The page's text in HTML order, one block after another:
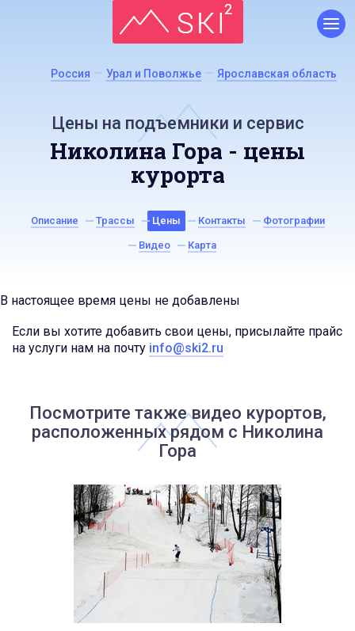
Россия Урал и Поволжье Ярославская область
Цены на подъемники и сервис
Николина Гора - цены
курорта
Описание Трассы Цены Контакты Фотографии
Видео Карта
В настоящее время цены не добавлены
Если вы хотите добавить свои цены, присылайте прайс
на услуги нам на почту info@ski2.ru
Посмотрите также видео курортов,
расположенных рядом с Николина
Гора